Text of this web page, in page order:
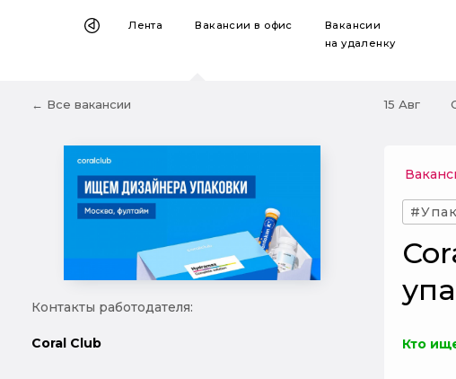
Лента Вакансиив офис
Вакансии
на удаленку
← Все вакансии 15 Авг
Контакты работодателя:
Coral Club Кто